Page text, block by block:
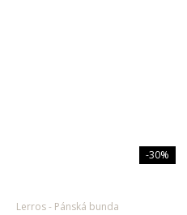
-30%
Lerros
Pánská bunda